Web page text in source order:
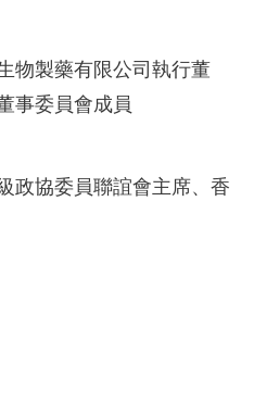
物製藥有限公司執行董
事委員會成員
政協委員聯誼會主席、香